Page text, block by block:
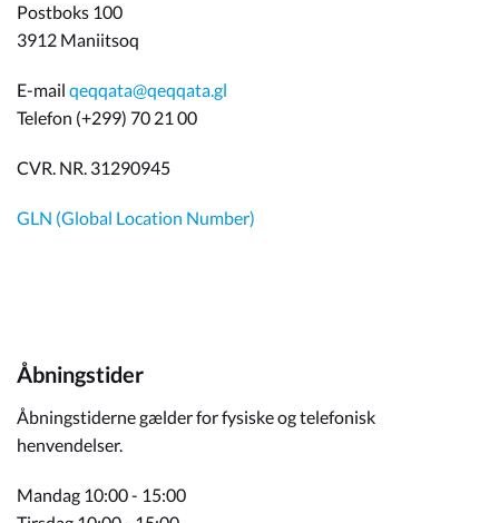
Postboks 100
3912 Maniitsoq
E-mail qeqqata@qeqqata.gl
Telefon (+299) 70 21 00
CVR. NR. 31290945
GLN (Global Location Number)
Åbningstider
Åbningstiderne gælder for fysiske og telefonisk
henvendelser.
Mandag 10:00 - 15:00